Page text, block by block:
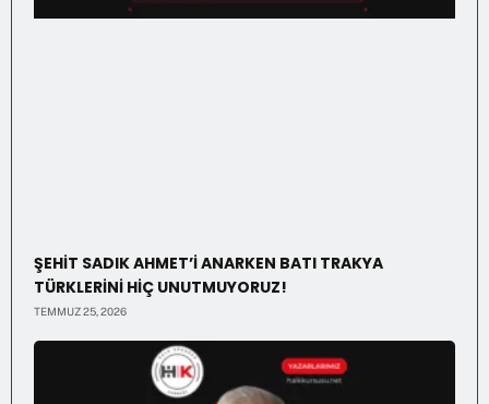
ŞEHİT SADIK AHMET’İ ANARKEN BATI TRAKYA
TÜRKLERİNİ HİÇ UNUTMUYORUZ!
TEMMUZ 25, 2026